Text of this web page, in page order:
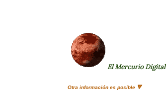
El Mercurio Digital
Otra información es posible 🔻